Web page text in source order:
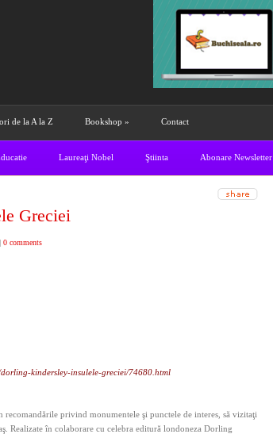
de la A la Z Bookshop » Contact
Laureaţi Nobel Ştiinta Abonare Newsletter
Greciei
| 0 comments
kindersley-insulele-greciei/74680.html
privind monumentele şi punctele de interes, să vizitaţi
Realizate în colaborare cu celebra editură londoneza Dorling